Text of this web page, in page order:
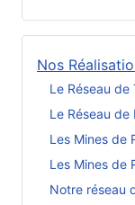
Nos
Le Réseau de
Le Réseau
Les Mines de
Les Mines de
Notre réseau